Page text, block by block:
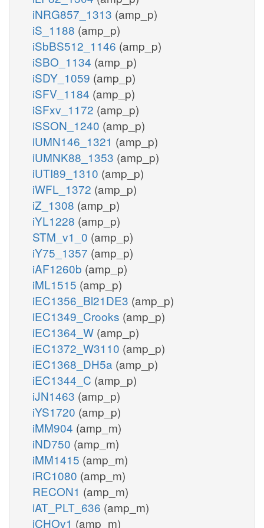
iNRG857_1313 (amp_p)
iS_1188 (amp_p)
iSbBS512_1146 (amp_p)
iSBO_1134 (amp_p)
iSDY_1059 (amp_p)
iSFV_1184 (amp_p)
iSFxv_1172 (amp_p)
iSSON_1240 (amp_p)
iUMN146_1321 (amp_p)
iUMNK88_1353 (amp_p)
iUTI89_1310 (amp_p)
iWFL_1372 (amp_p)
iZ_1308 (amp_p)
iYL1228 (amp_p)
STM_v1_0 (amp_p)
iY75_1357 (amp_p)
iAF1260b (amp_p)
iML1515 (amp_p)
iEC1356_Bl21DE3 (amp_p)
iEC1349_Crooks (amp_p)
iEC1364_W (amp_p)
iEC1372_W3110 (amp_p)
iEC1368_DH5a (amp_p)
iEC1344_C (amp_p)
iJN1463 (amp_p)
iYS1720 (amp_p)
iMM904 (amp_m)
iND750 (amp_m)
iMM1415 (amp_m)
iRC1080 (amp_m)
RECON1 (amp_m)
iAT_PLT_636 (amp_m)
iCHOv1 (amp_m)